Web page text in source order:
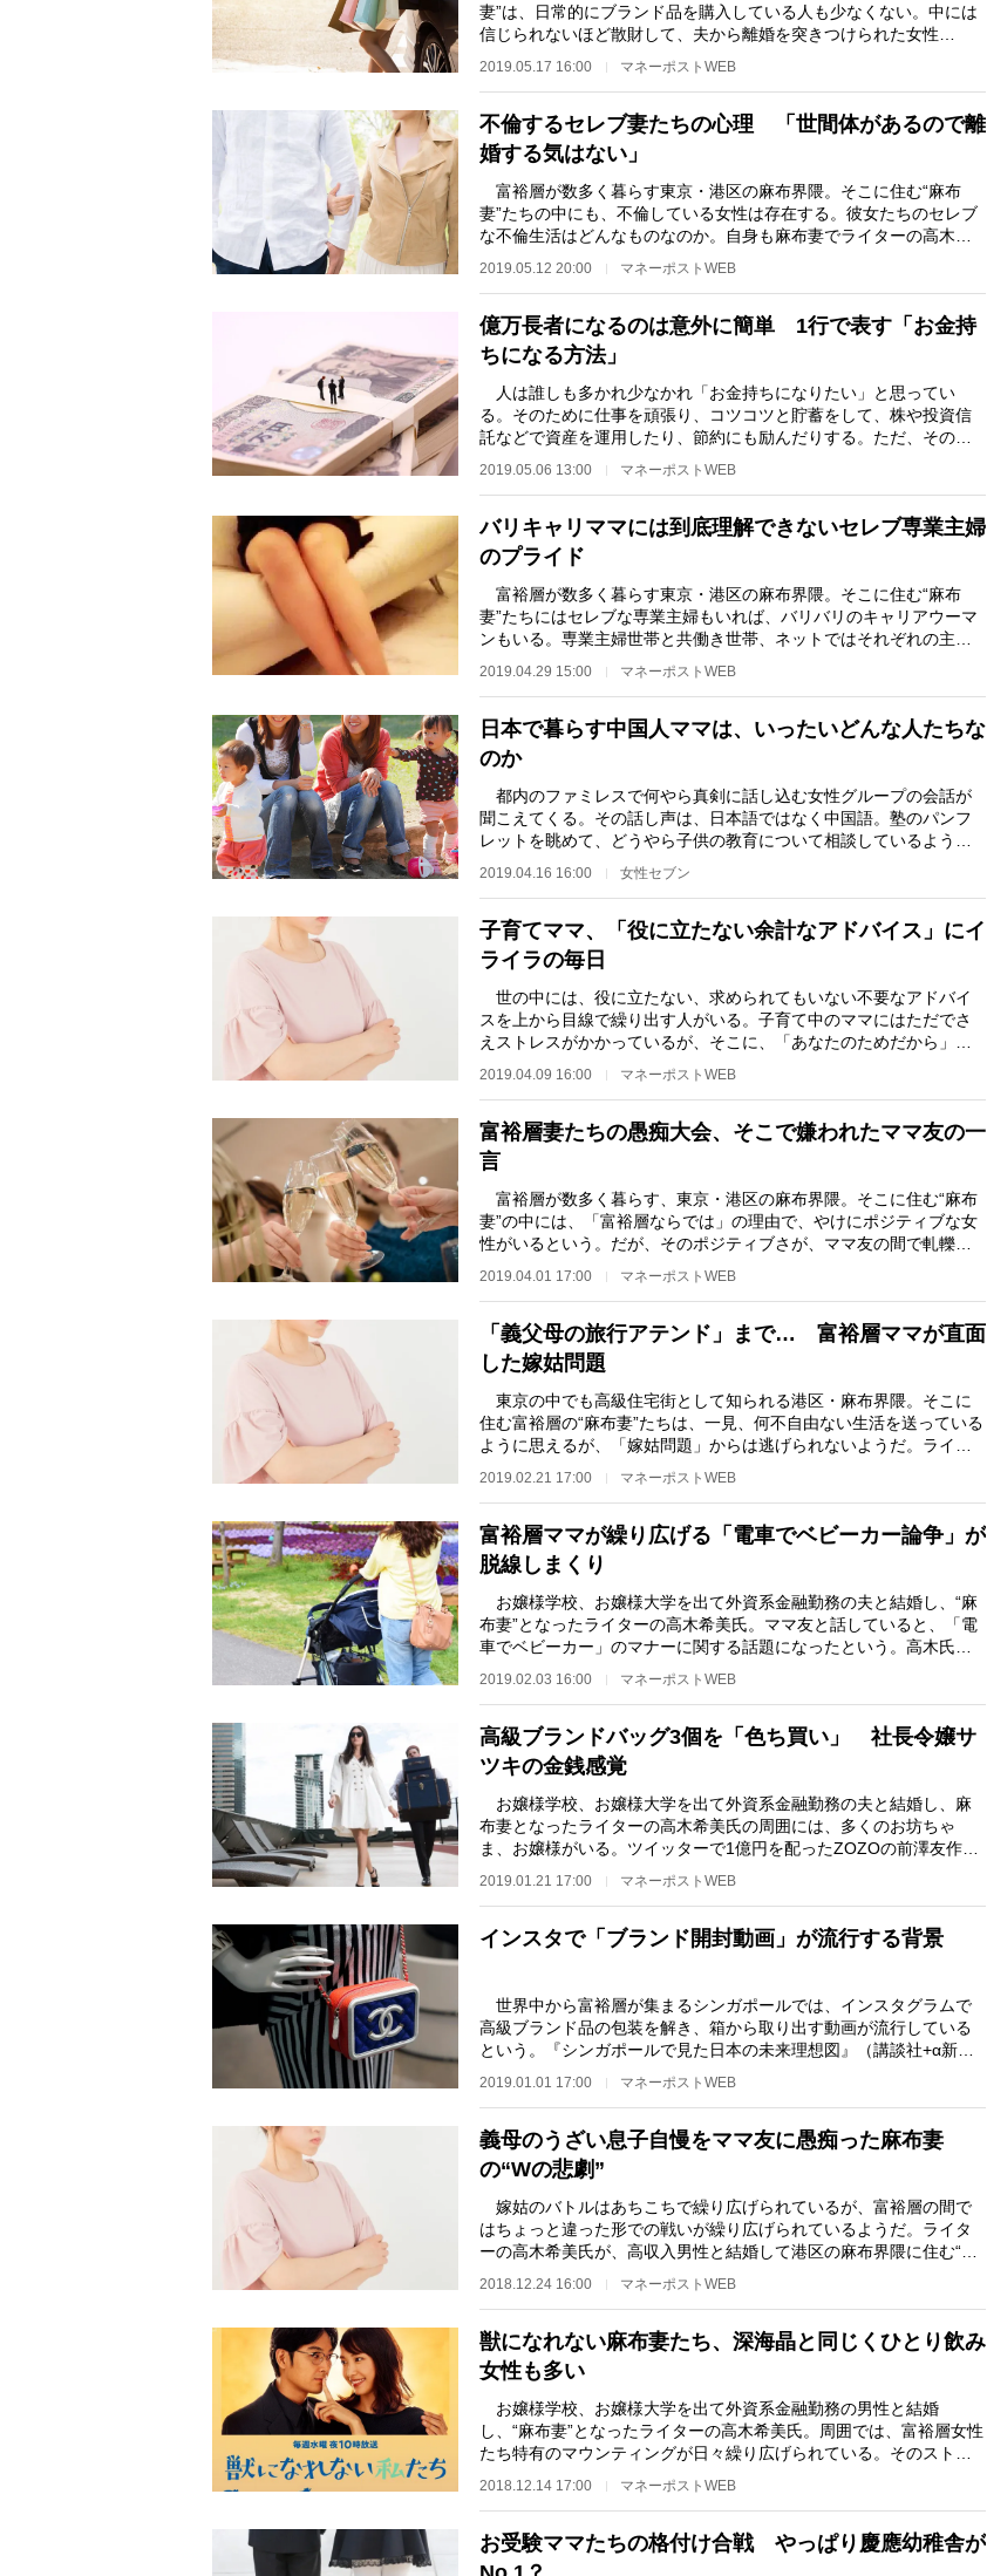
妻”は、日常的にブランド品を購入している人も少なくない。中には
信じられないほど散財して、夫から離婚を突きつけられた女性
も……。自身も麻布妻でラ…
2019.05.17 16:00 マネーポストWEB
不倫するセレブ妻たちの心理 「世間体があるので離
婚する気はない」
富裕層が数多く暮らす東京・港区の麻布界隈。そこに住む“麻布
妻”たちの中にも、不倫している女性は存在する。彼女たちのセレブ
な不倫生活はどんなものなのか。自身も麻布妻でライターの高木希
2019.05.12 20:00 マネーポストWEB
億万長者になるのは意外に簡単 1行で表す「お金持
ちになる方法」
人は誰しも多かれ少なかれ「お金持ちになりたい」と思ってい
る。そのために仕事を頑張り、コツコツと貯蓄をして、株や投資信
託などで資産を運用したり、節約にも励んだりする。ただ、その道
2019.05.06 13:00 マネーポストWEB
バリキャリママには到底理解できないセレブ専業主婦
のプライド
富裕層が数多く暮らす東京・港区の麻布界隈。そこに住む“麻布
妻”たちにはセレブな専業主婦もいれば、バリバリのキャリアウーマ
ンもいる。専業主婦世帯と共働き世帯、ネットではそれぞれの主張
2019.04.29 15:00 マネーポストWEB
日本で暮らす中国人ママは、いったいどんな人たちな
のか
都内のファミレスで何やら真剣に話し込む女性グループの会話が
聞こえてくる。その話し声は、日本語ではなく中国語。塾のパンフ
レットを眺めて、どうやら子供の教育について相談しているよう
だ。 昨年公開された…
2019.04.16 16:00 女性セブン
子育てママ、「役に立たない余計なアドバイス」にイ
ライラの毎日
世の中には、役に立たない、求められてもいない不要なアドバイ
スを上から目線で繰り出す人がいる。子育て中のママにはただでさ
えストレスがかかっているが、そこに、「あなたのためだから」的
2019.04.09 16:00 マネーポストWEB
富裕層妻たちの愚痴大会、そこで嫌われたママ友の一
言
富裕層が数多く暮らす、東京・港区の麻布界隈。そこに住む“麻布
妻”の中には、「富裕層ならでは」の理由で、やけにポジティブな女
性がいるという。だが、そのポジティブさが、ママ友の間で軋轢を
2019.04.01 17:00 マネーポストWEB
「義父母の旅行アテンド」まで… 富裕層ママが直面
した嫁姑問題
東京の中でも高級住宅街として知られる港区・麻布界隈。そこに
住む富裕層の“麻布妻”たちは、一見、何不自由ない生活を送っている
ように思えるが、「嫁姑問題」からは逃げられないようだ。ライタ
2019.02.21 17:00 マネーポストWEB
富裕層ママが繰り広げる「電車でベビーカー論争」が
脱線しまくり
お嬢様学校、お嬢様大学を出て外資系金融勤務の夫と結婚し、“麻
布妻”となったライターの高木希美氏。ママ友と話していると、「電
車でベビーカー」のマナーに関する話題になったという。高木氏が
2019.02.03 16:00 マネーポストWEB
高級ブランドバッグ3個を「色ち買い」 社長令嬢サ
ツキの金銭感覚
お嬢様学校、お嬢様大学を出て外資系金融勤務の夫と結婚し、麻
布妻となったライターの高木希美氏の周囲には、多くのお坊ちゃ
ま、お嬢様がいる。ツイッターで1億円を配ったZOZOの前澤友作社
長には驚かされたが、で…
2019.01.21 17:00 マネーポストWEB
インスタで「ブランド開封動画」が流行する背景
世界中から富裕層が集まるシンガポールでは、インスタグラムで
高級ブランド品の包装を解き、箱から取り出す動画が流行している
という。『シンガポールで見た日本の未来理想図』（講談社+α新
2019.01.01 17:00 マネーポストWEB
義母のうざい息子自慢をママ友に愚痴った麻布妻
の“Wの悲劇”
嫁姑のバトルはあちこちで繰り広げられているが、富裕層の間で
はちょっと違った形での戦いが繰り広げられているようだ。ライタ
ーの高木希美氏が、高収入男性と結婚して港区の麻布界隈に住む“麻
2018.12.24 16:00 マネーポストWEB
獣になれない麻布妻たち、深海晶と同じくひとり飲み
女性も多い
お嬢様学校、お嬢様大学を出て外資系金融勤務の男性と結婚
し、“麻布妻”となったライターの高木希美氏。周囲では、富裕層女性
たち特有のマウンティングが日々繰り広げられている。そのストレ
2018.12.14 17:00 マネーポストWEB
お受験ママたちの格付け合戦 やっぱり慶應幼稚舎が